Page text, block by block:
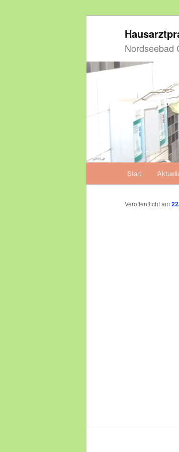
Nordseebad
Zum
primären
Start
Veröffentlicht am